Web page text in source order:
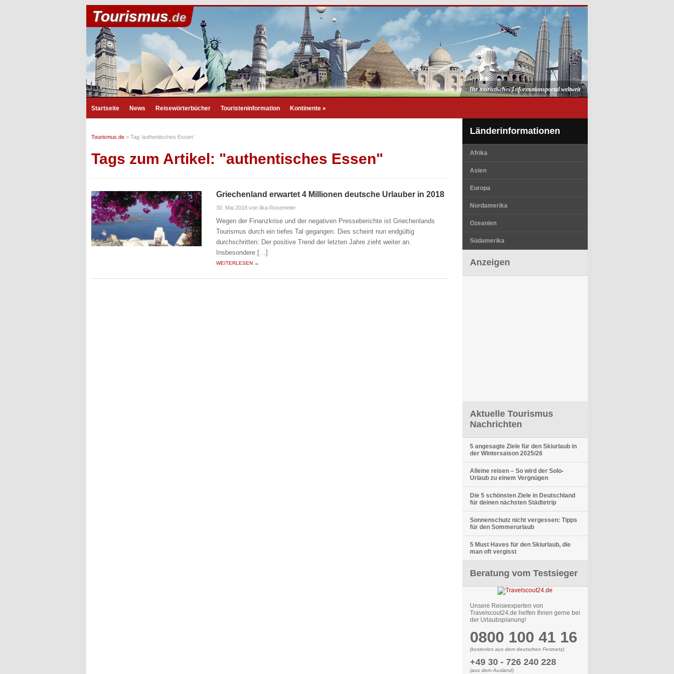
Tourismus.de
Ihr touristisches Informationsportal weltweit
Startseite News Reisewörterbücher Touristeninformation Kontinente »
Tourismus.de > Tag 'authentisches Essen'
Tags zum Artikel: "authentisches Essen"
Griechenland erwartet 4 Millionen deutsche Urlauber in 2018
30. Mai 2018 von Ilka Rosemeier
Wegen der Finanzkrise und der negativen Presseberichte ist Griechenlands
Tourismus durch ein tiefes Tal gegangen. Dies scheint nun endgültig
durchschritten: Der positive Trend der letzten Jahre zieht weiter an.
Insbesondere […]
WEITERLESEN →
Länderinformationen
Afrika
Asien
Europa
Nordamerika
Ozeanien
Südamerika
Anzeigen
Aktuelle Tourismus
Nachrichten
5 angesagte Ziele für den Skiurlaub in
der Wintersaison 2025/26
Alleine reisen – So wird der Solo-
Urlaub zu einem Vergnügen
Die 5 schönsten Ziele in Deutschland
für deinen nächsten Städtetrip
Sonnenschutz nicht vergessen: Tipps
für den Sommerurlaub
5 Must Haves für den Skiurlaub, die
man oft vergisst
Beratung vom Testsieger
Unsere Reiseexperten von
Travelscout24.de helfen Ihnen gerne bei
der Urlaubsplanung!
0800 100 41 16
(kostenlos aus dem deutschen Festnetz)
+49 30 - 726 240 228
(aus dem Ausland)